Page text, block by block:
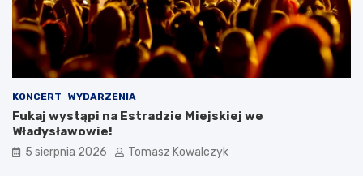
KONCERT WYDARZENIA
Fukaj wystąpi na Estradzie Miejskiej we
Władysławowie!
5 sierpnia 2026 Tomasz Kowalczyk